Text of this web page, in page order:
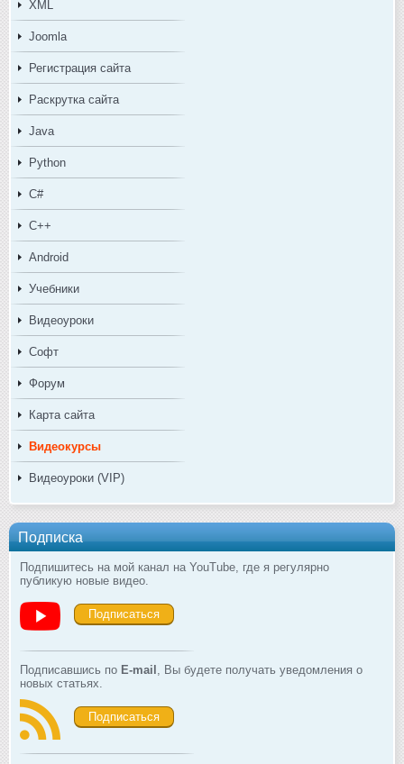
XML
Joomla
Регистрация сайта
Раскрутка сайта
Java
Python
C#
C++
Android
Учебники
Видеоуроки
Софт
Форум
Карта сайта
Видеокурсы
Видеоуроки (VIP)
Подписка
Подпишитесь на мой канал на YouTube, где я регулярно
публикую новые видео.
Подписаться
Подписавшись по E-mail , Вы будете получать уведомления о
новых статьях.
Подписаться